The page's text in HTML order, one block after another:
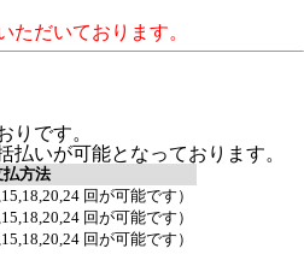
だいております。
りです。
払いが可能となっております。
払方法
回が可能です）
回が可能です）
回が可能です）